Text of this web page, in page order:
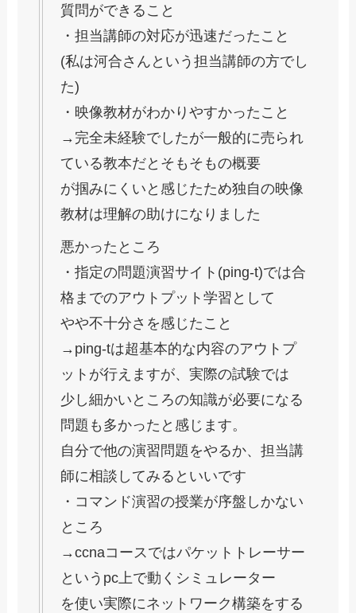
質問ができること
・担当講師の対応が迅速だったこと
(私は河合さんという担当講師の方でし
た)
・映像教材がわかりやすかったこと
→完全未経験でしたが一般的に売られ
ている教本だとそもそもの概要
が掴みにくいと感じたため独自の映像
教材は理解の助けになりました
悪かったところ
・指定の問題演習サイト(ping-t)では合
格までのアウトプット学習として
やや不十分さを感じたこと
→ping-tは超基本的な内容のアウトプ
ットが行えますが、実際の試験では
少し細かいところの知識が必要になる
問題も多かったと感じます。
自分で他の演習問題をやるか、担当講
師に相談してみるといいです
・コマンド演習の授業が序盤しかない
ところ
→ccnaコースではパケットトレーサー
というpc上で動くシミュレーター
を使い実際にネットワーク構築をする